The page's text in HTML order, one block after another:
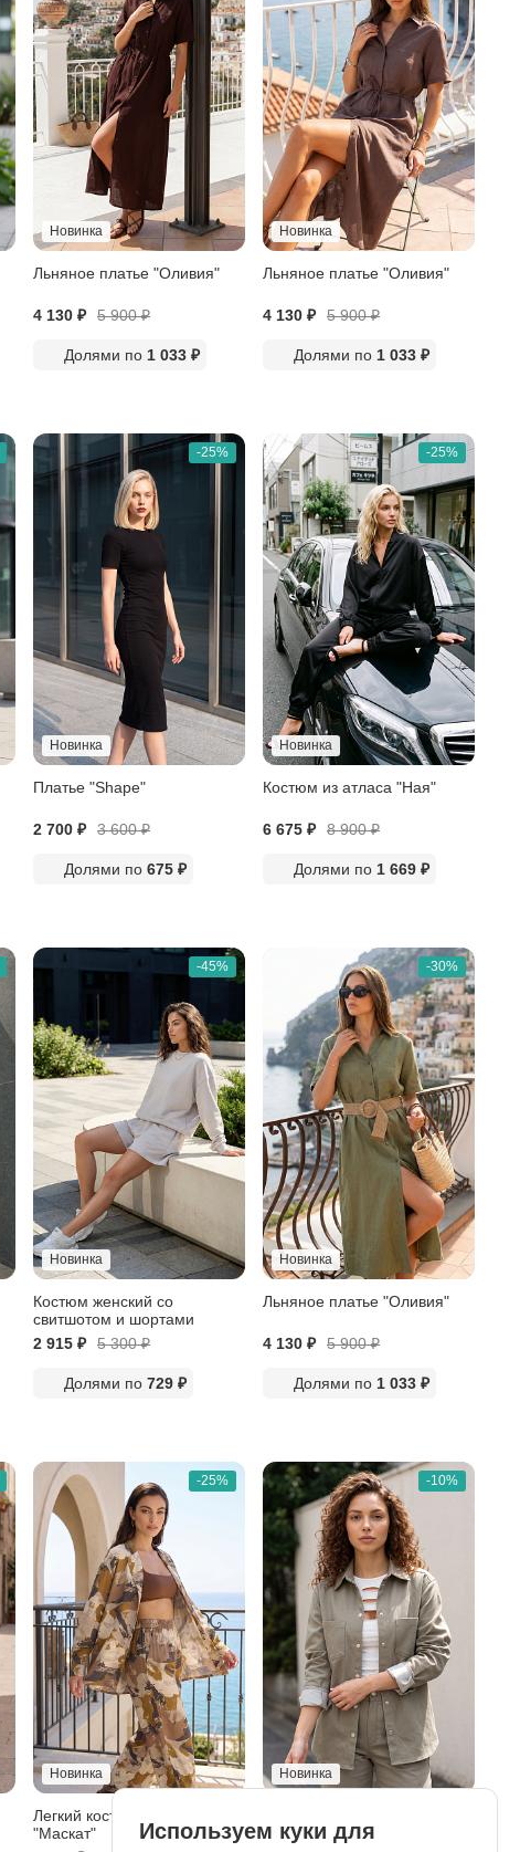
Используем куки для
Новинка
Льняное платье "Оливия"
4 130 ₽ 5 900₽
Долями по 1 033 ₽
Новинка
Льняное платье "Оливия"
4 130 ₽ 5 900₽
Долями по 1 033 ₽
-25%
Новинка
Платье "Shape"
2 700 ₽ 3 600₽
Долями по 675 ₽
-25%
Новинка
Костюм из атласа "Ная"
6 675 ₽ 8 900₽
Долями по 1 669 ₽
-45%
Новинка
Костюм женский со
свитшотом и шортами
2 915 ₽
5 300₽
Долями по 729 ₽
-30%
Новинка
Льняное платье "Оливия"
4 130 ₽ 5 900₽
Долями по 1 033 ₽
-25%
Новинка
Легкий костюм из вискозы
"Маскат"
-10%
Новинка